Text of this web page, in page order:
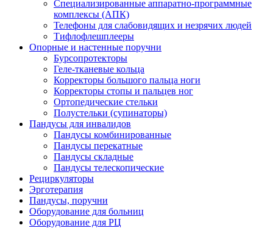
Специализированные аппаратно-программные
комплексы (АПК)
Телефоны для слабовидящих и незрячих людей
Тифлофлешплееры
Опорные и настенные поручни
Бурсопротекторы
Геле-тканевые кольца
Корректоры большого пальца ноги
Корректоры стопы и пальцев ног
Ортопедические стельки
Полустельки (супинаторы)
Пандусы для инвалидов
Пандусы комбинированные
Пандусы перекатные
Пандусы складные
Пандусы телескопические
Рециркуляторы
Эрготерапия
Пандусы, поручни
Оборудование для больниц
Оборудование для РЦ